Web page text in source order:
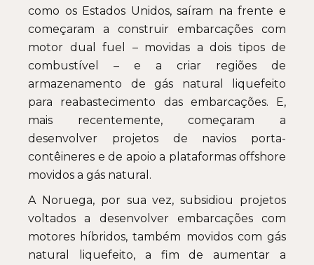
como os Estados Unidos, saíram na frente e
começaram a construir embarcações com
motor dual fuel – movidas a dois tipos de
combustível – e a criar regiões de
armazenamento de gás natural liquefeito
para reabastecimento das embarcações. E,
mais recentemente, começaram a
desenvolver projetos de navios porta-
contêineres e de apoio a plataformas offshore
movidos a gás natural.
A Noruega, por sua vez, subsidiou projetos
voltados a desenvolver embarcações com
motores híbridos, também movidos com gás
natural liquefeito, a fim de aumentar a